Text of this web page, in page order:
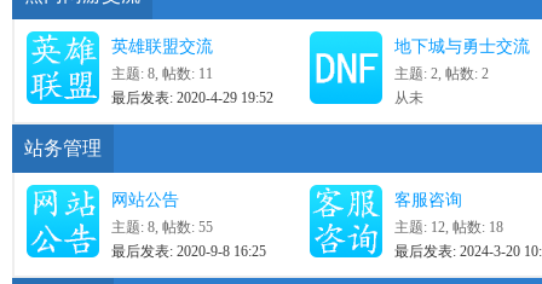
英雄联盟交流
主题: 8, 帖数: 11
最后发表: 2020-4-29 19:52
地下城与勇士交流
主题: 2, 帖数: 2
从未
站务管理
网站公告
主题: 8, 帖数: 55
最后发表: 2020-9-8 16:25
客服咨询
主题: 12, 帖数: 18
最后发表: 2024-3-20